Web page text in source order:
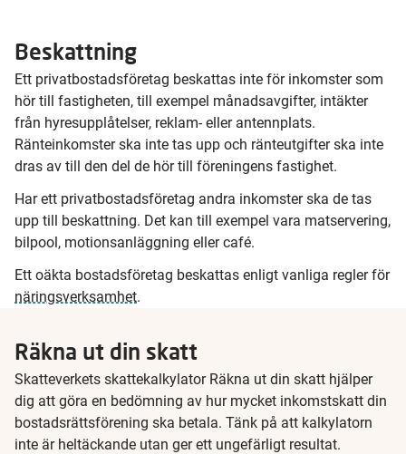
Beskattning
Ett privatbostadsföretag beskattas inte för inkomster som
hör till fastigheten, till exempel månadsavgifter, intäkter
från hyresupplåtelser, reklam- eller antennplats.
Ränteinkomster ska inte tas upp och ränteutgifter ska inte
dras av till den del de hör till föreningens fastighet.
Har ett privatbostadsföretag andra inkomster ska de tas
upp till beskattning. Det kan till exempel vara matservering,
bilpool, motionsanläggning eller café.
Ett oäkta bostadsföretag beskattas enligt vanliga regler för
näringsverksamhet.
Räkna ut din skatt
Skatteverkets skattekalkylator Räkna ut din skatt hjälper
dig att göra en bedömning av hur mycket inkomstskatt din
bostadsrättsförening ska betala. Tänk på att kalkylatorn
inte är heltäckande utan ger ett ungefärligt resultat.